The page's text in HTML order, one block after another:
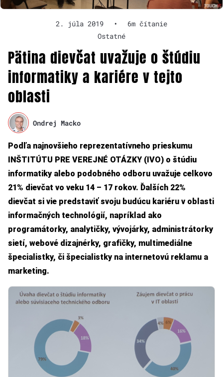
2. júla 2019 •
6m čítanie
Ostatné
Pätina dievčat uvažuje o štúdiu
informatiky a kariére v tejto
oblasti
Ondrej Macko
Podľa najnovšieho reprezentatívneho prieskumu
INŠTITÚTU PRE VEREJNÉ OTÁZKY (IVO) o štúdiu
informatiky alebo podobného odboru uvažuje celkovo
21% dievčat vo veku 14 – 17 rokov. Ďalších 22%
dievčat si vie predstaviť svoju budúcu kariéru v oblasti
informačných technológií, napríklad ako
programátorky, analytičky, vývojárky, administrátorky
sietí, webové dizajnérky, grafičky, multimediálne
špecialistky, či špecialistky na internetovú reklamu a
marketing.